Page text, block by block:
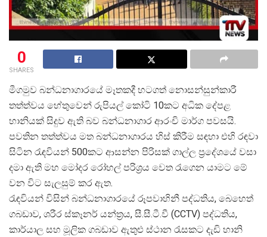
0
SHARES
මීගමුව බන්ධනාගාරයේ මෑතකදී හටගත් නොසන්සුන්කාරී
තත්ත්වය හේතුවෙන් රුපියල් කෝටි 10කට අධික දේපළ
හානියක් සිදුව ඇති බව බන්ධනාගාර ආරංචි මාර්ග පවසයි.
පවතින තත්ත්වය මත බන්ධනාගාරය හිස් කිරීම සඳහා එහි රඳවා
සිටින රැඳවියන් 500කට ආසන්න පිරිසක් ගාල්ල ප්රදේශයේ වසා
දමා ඇති මහ මෝදර රෝහල් පරිශ්රය වෙත රැගෙන යාමට මේ
වන විට සැලසුම් කර ඇත.
රැඳවියන් විසින් බන්ධනාගාරයේ රූපවාහිනී පද්ධතිය, බෙහෙත්
ගබඩාව, ශරීර ස්කෑනර් යන්ත්රය, සී.සී.ටී.වී (CCTV) පද්ධතිය,
කාර්යාල සහ මූලික ගබඩාව ඇතුළු ස්ථාන රැසකට දැඩි හානි